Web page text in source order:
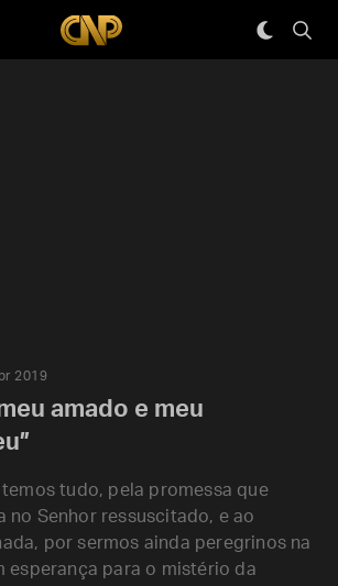
2019
amado e meu
tudo, pela promessa que
no Senhor ressuscitado, e ao
por sermos ainda peregrinos na
esperança para o mistério da